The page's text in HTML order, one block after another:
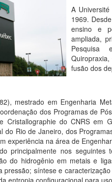
A
1969.
ensino e
ampliada,
Pesquisa
fusão dos
mestrado em Engenharia
dos Programas de
Cristallographie do CNRS em
do Rio de Janeiro, dos
experiência na área de
principalmente nos
do hidrogênio em metais e
síntese e
entropia configuracional para